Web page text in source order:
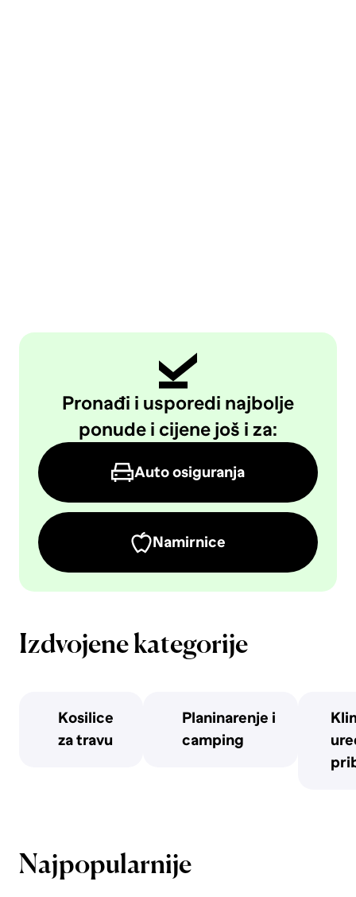
Pronađi i usporedi najbolje
ponude i cijene još i za:
Auto osiguranja
Namirnice
Izdvojene kategorije
Kosilice
za travu
Planinarenje i
camping
Najpopularnije